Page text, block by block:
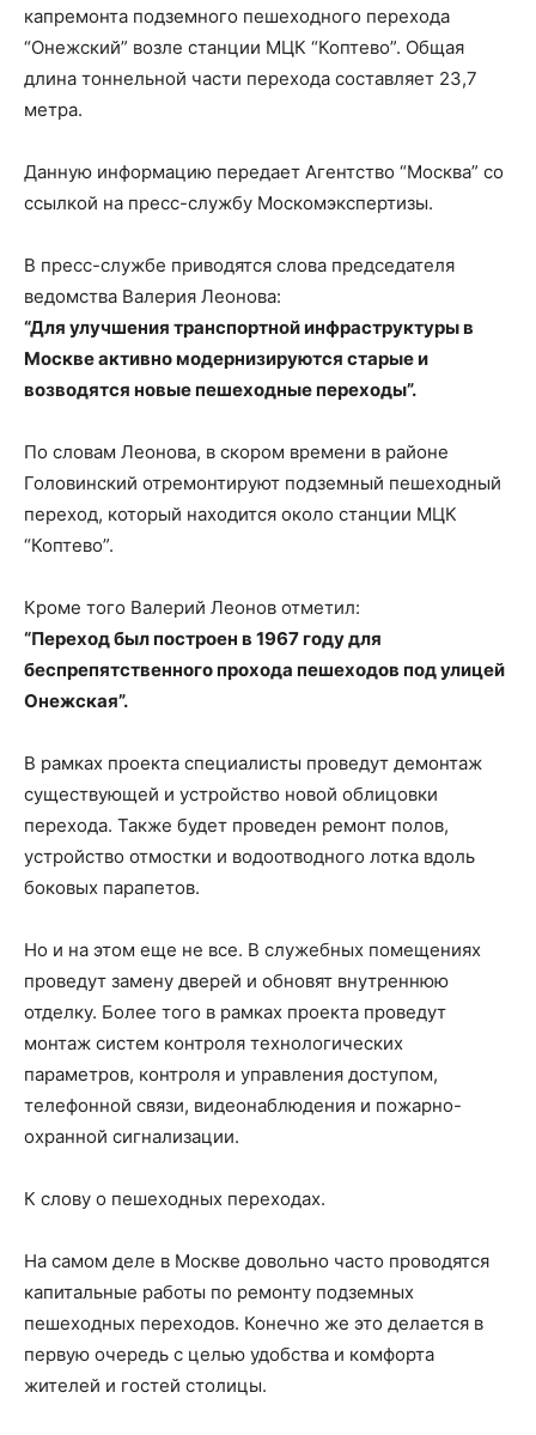
капремонта подземного пешеходного перехода
“Онежский” возле станции МЦК “Коптево”. Общая
длина тоннельной части перехода составляет 23,7
метра.
Данную информацию передает Агентство “Москва” со
ссылкой на пресс-службу Москомэкспертизы.
В пресс-службе приводятся слова председателя
ведомства Валерия Леонова:
“Для улучшения транспортной инфраструктуры в
Москве активно модернизируются старые и
возводятся новые пешеходные переходы”.
По словам Леонова, в скором времени в районе
Головинский отремонтируют подземный пешеходный
переход, который находится около станции МЦК
“Коптево”.
Кроме того Валерий Леонов отметил:
“Переход был построен в 1967 году для
беспрепятственного прохода пешеходов под улицей
Онежская”.
В рамках проекта специалисты проведут демонтаж
существующей и устройство новой облицовки
перехода. Также будет проведен ремонт полов,
устройство отмостки и водоотводного лотка вдоль
боковых парапетов.
Но и на этом еще не все. В служебных помещениях
проведут замену дверей и обновят внутреннюю
отделку. Более того в рамках проекта проведут
монтаж систем контроля технологических
параметров, контроля и управления доступом,
телефонной связи, видеонаблюдения и пожарно-
охранной сигнализации.
К слову о пешеходных переходах.
На самом деле в Москве довольно часто проводятся
капитальные работы по ремонту подземных
пешеходных переходов. Конечно же это делается в
первую очередь с целью удобства и комфорта
жителей и гостей столицы.